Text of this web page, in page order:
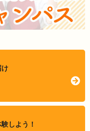
け
しよう！